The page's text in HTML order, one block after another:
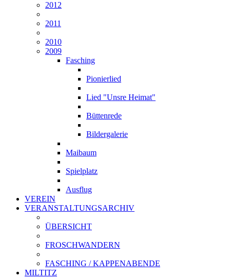
2012
2011
2010
2009
Fasching
Pionierlied
Lied "Unsre Heimat"
Büttenrede
Bildergalerie
Maibaum
Spielplatz
Ausflug
VEREIN
VERANSTALTUNGSARCHIV
ÜBERSICHT
FROSCHWANDERN
FASCHING / KAPPENABENDE
MILTITZ